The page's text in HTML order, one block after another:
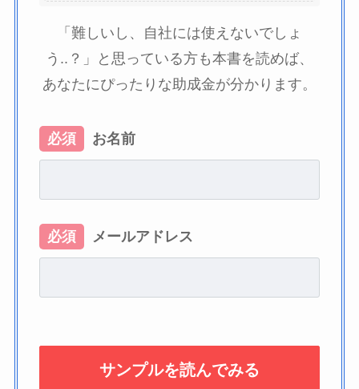
「難しいし、自社には使えないでしょ
う..？」と思っている方も本書を読めば、
あなたにぴったりな助成金が分かります。
必須 お名前
必須 メールアドレス